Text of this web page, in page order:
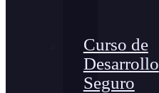
Curso de
Desarrollo
Seguro